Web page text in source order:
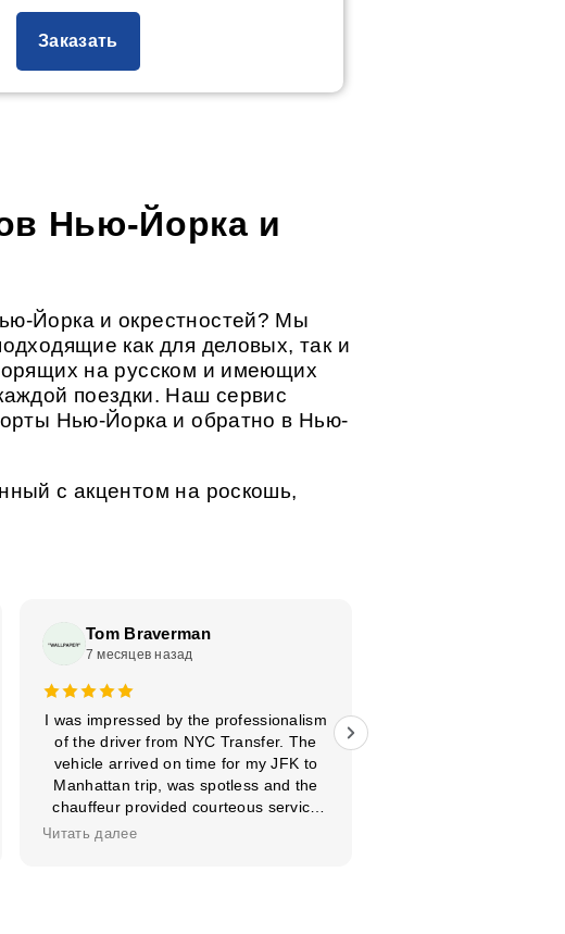
Заказать
Нью-Йорка и
Йорка и окрестностей? Мы
как для деловых, так и
на русском и имеющих
поездки. Наш сервис
Нью-Йорка и обратно в Нью-
с акцентом на роскошь,
Tom Braverman
7 месяцев назад
I was impressed by the professionalism
of the driver from NYC Transfer. The
vehicle arrived on time for my JFK to
Manhattan trip, was spotless and the
chauffeur provided courteous service
throughout. I highly recommend this
Читать далее